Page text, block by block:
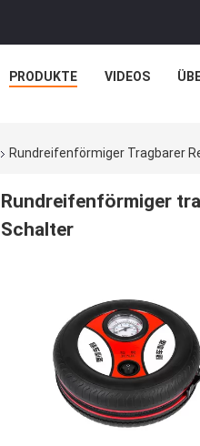
PRODUKTE VIDEOS
Rundreifenförmiger Tragbarer
Rundreifenförmiger
Schalter